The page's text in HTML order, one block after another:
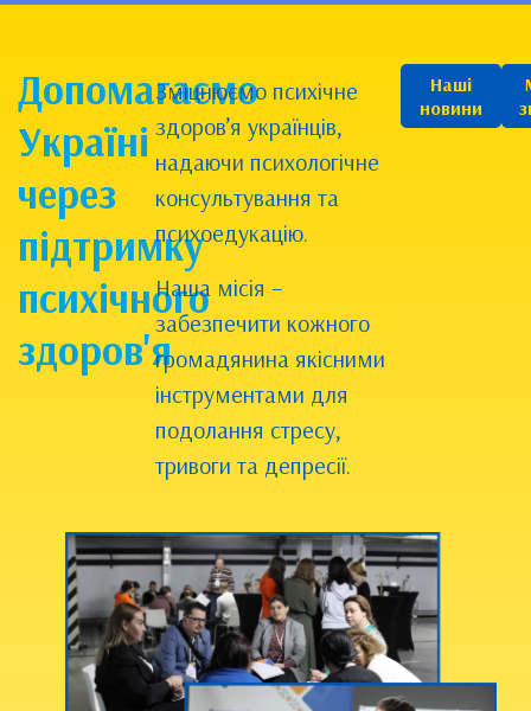
Допомагаємо
Україні
через
підтримку
психічного
здоров'я
Зміцнюємо психічне
здоров’я українців,
надаючи психологічне
консультування та
психоедукацію.
Наша місія –
забезпечити кожного
громадянина якісними
інструментами для
подолання стресу,
тривоги та депресії.
Наші
новини